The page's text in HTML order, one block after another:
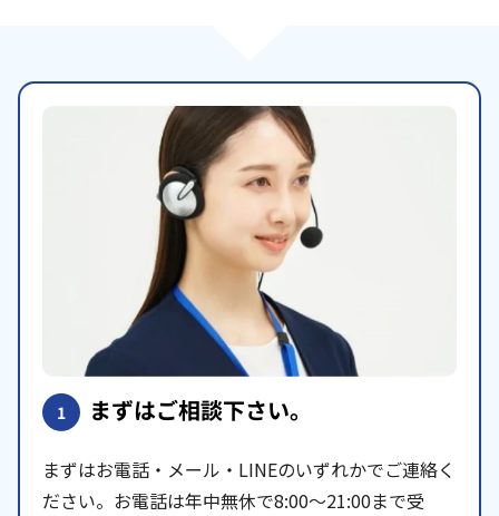
1 まずはご相談下さい。
まずはお電話・メール・LINEのいずれかでご連絡く
ださい。お電話は年中無休で8:00〜21:00まで受